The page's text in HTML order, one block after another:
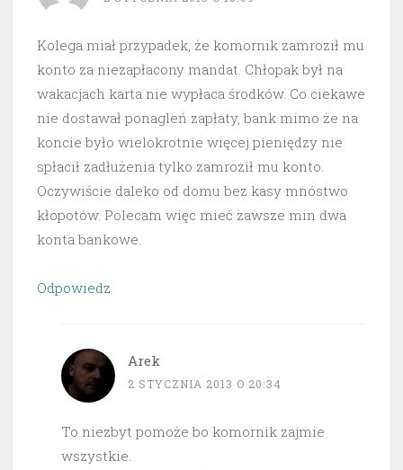
Kolega miał przypadek, że komornik zamroził mu
konto za niezapłacony mandat. Chłopak był na
wakacjach karta nie wypłaca środków. Co ciekawe
nie dostawał ponagleń zapłaty, bank mimo że na
koncie było wielokrotnie więcej pieniędzy nie
spłacił zadłużenia tylko zamroził mu konto.
Oczywiście daleko od domu bez kasy mnóstwo
kłopotów. Polecam więc mieć zawsze min dwa
konta bankowe.
Odpowiedz
Arek
2 STYCZNIA 2013 O 20:34
To niezbyt pomoże bo komornik zajmie
wszystkie.